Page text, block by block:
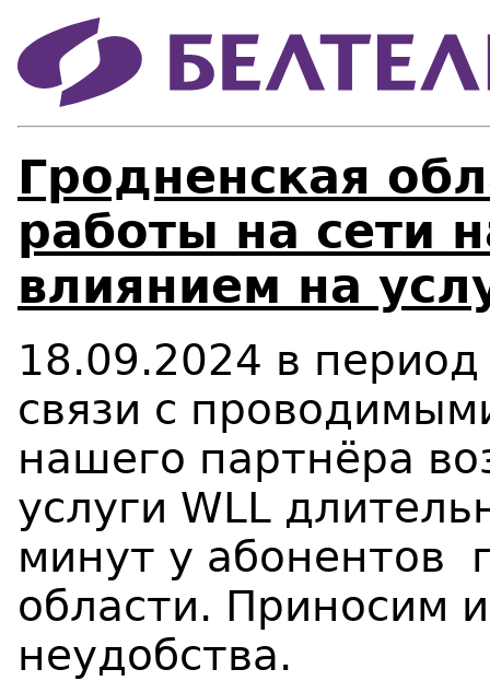
Гродненская
работы на сети
влиянием на
18.09.2024 в
связи с
нашего партнёра
услуги WLL
минут у абонентов
области. Приносим
неудобства.